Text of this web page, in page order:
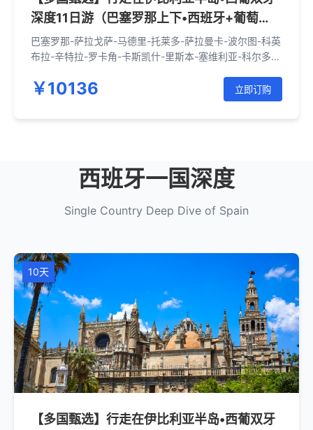
深度11日游（巴塞罗那上下•西班牙+葡萄
牙）
巴塞罗那-萨拉戈萨-马德里-托莱多-萨拉曼卡-波尔图-科英
布拉-辛特拉-罗卡角-卡斯凯什-里斯本-塞维利亚-科尔多
￥10136 立即订购
西班牙一国深度
Single Country Deep Dive of Spain
10天
【多国甄选】行走在伊比利亚半岛•西葡双牙